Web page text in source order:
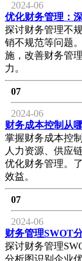
2024-06
优化财务管理：
探讨财务管理不
销不规范等问题
施，改善财务管
力。
07
2024-06
财务成本控制从
掌握财务成本控
人力资源、供应
优化财务管理。
效益。
07
2024-06
财务管理SWOT
探讨财务管理
分析图识别企业